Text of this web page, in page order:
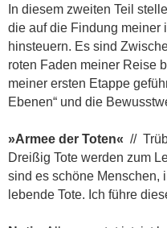
In diesem zweiten Teil
die auf die Findung meiner
hinsteuern. Es sind
roten Faden meiner Reise
meiner ersten Etappe
Ebenen“ und die
»Armee der Toten« //
Dreißig Tote werden zum
sind es schöne Menschen,
lebende Tote. Ich führe